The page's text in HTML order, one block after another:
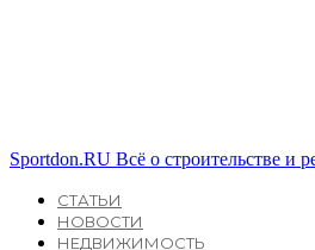
Sportdon.RU Всё о строительстве и
СТАТЬИ
НОВОСТИ
НЕДВИЖИМОСТЬ